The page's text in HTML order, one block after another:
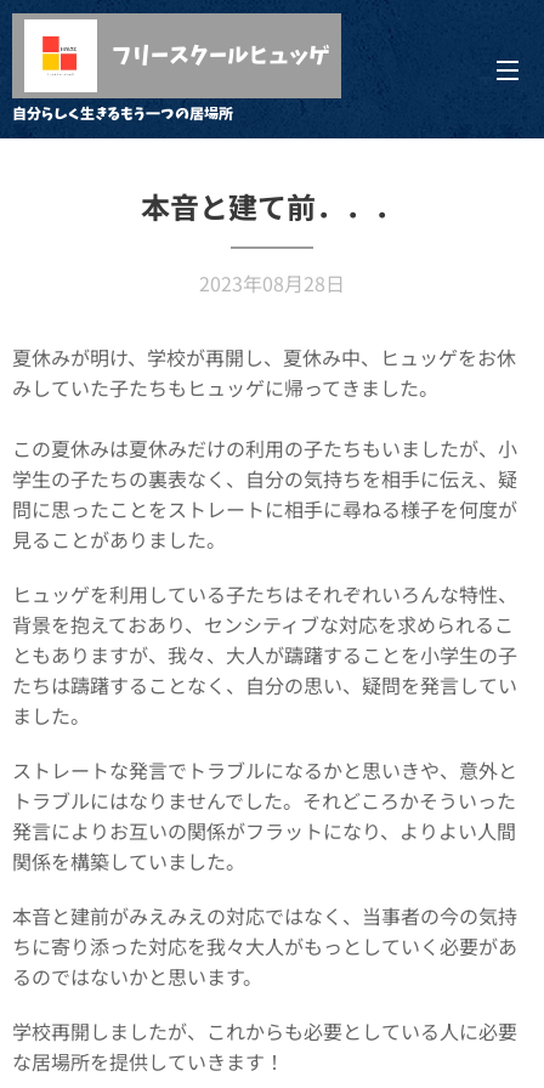
フリースクールヒュッゲ
自分らしく生きるもう一つの居場所
本音と建て前．．．
2023年08月28日
夏休みが明け、学校が再開し、夏休み中、ヒュッゲをお休
みしていた子たちもヒュッゲに帰ってきました。
この夏休みは夏休みだけの利用の子たちもいましたが、小
学生の子たちの裏表なく、自分の気持ちを相手に伝え、疑
問に思ったことをストレートに相手に尋ねる様子を何度が
見ることがありました。
ヒュッゲを利用している子たちはそれぞれいろんな特性、
背景を抱えておあり、センシティブな対応を求められるこ
ともありますが、我々、大人が躊躇することを小学生の子
たちは躊躇することなく、自分の思い、疑問を発言してい
ました。
ストレートな発言でトラブルになるかと思いきや、意外と
トラブルにはなりませんでした。それどころかそういった
発言によりお互いの関係がフラットになり、よりよい人間
関係を構築していました。
本音と建前がみえみえの対応ではなく、当事者の今の気持
ちに寄り添った対応を我々大人がもっとしていく必要があ
るのではないかと思います。
学校再開しましたが、これからも必要としている人に必要
な居場所を提供していきます！